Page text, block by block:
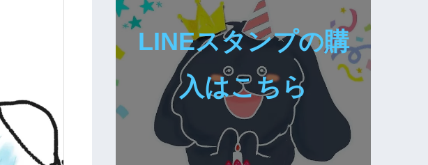
LINEスタンプの購
入はこちら